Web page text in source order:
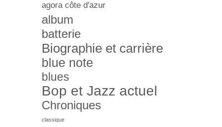
agora côte d'azur
album
batterie
Biographie et carrière
blue note
blues
Bop et Jazz actuel
Chroniques
classique